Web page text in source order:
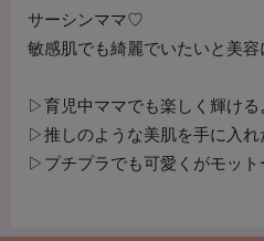
サーシンママ♡
敏感肌でも綺麗でいたいと美容
▷育児中ママでも楽しく輝ける
▷推しのような美肌を手に入れ
▷プチプラでも可愛くがモッ